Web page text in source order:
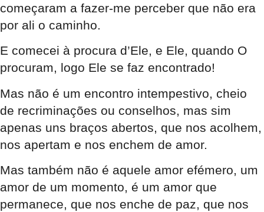
começaram a fazer-me perceber que não era
por ali o caminho.
E comecei à procura d’Ele, e Ele, quando O
procuram, logo Ele se faz encontrado!
Mas não é um encontro intempestivo, cheio
de recriminações ou conselhos, mas sim
apenas uns braços abertos, que nos acolhem,
nos apertam e nos enchem de amor.
Mas também não é aquele amor efémero, um
amor de um momento, é um amor que
permanece, que nos enche de paz, que nos